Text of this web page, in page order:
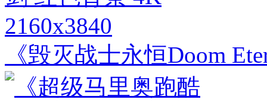
2160x3840
《毁灭战士永恒Doom